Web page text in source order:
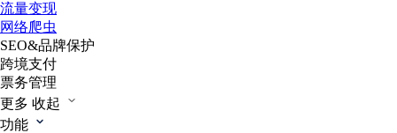
流量变现
网络爬虫
SEO&品牌保护
跨境支付
票务管理
更多 收起
功能